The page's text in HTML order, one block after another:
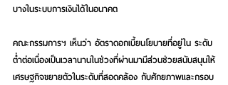
บางในระบบการเงินได้ในอนาคต
คณะกรรมการฯ เห็นว่า อัตราดอกเบี้ยนโยบายที่อยู่ใน ระดับ
ต่ำต่อเนื่องเป็นเวลานานในช่วงที่ผ่านมามีส่วนช่วยสนับสนุนให้
เศรษฐกิจขยายตัวในระดับที่สอดคล้อง กับศักยภาพและกรอบ